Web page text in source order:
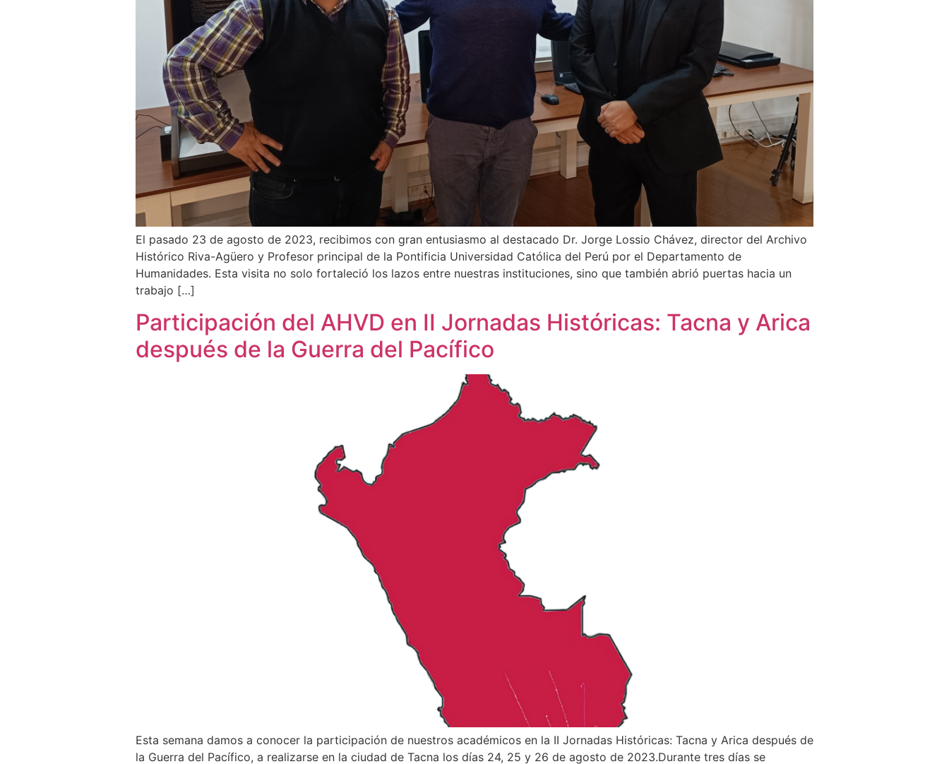
El pasado 23 de agosto de 2023, recibimos con gran entusiasmo al destacado Dr. Jorge Lossio Chávez, director del Archivo
Histórico Riva-Agüero y Profesor principal de la Pontificia Universidad Católica del Perú por el Departamento de
Humanidades. Esta visita no solo fortaleció los lazos entre nuestras instituciones, sino que también abrió puertas hacia un
trabajo […]
Participación del AHVD en II Jornadas Históricas: Tacna y Arica
después de la Guerra del Pacífico
Esta semana damos a conocer la participación de nuestros académicos en la II Jornadas Históricas: Tacna y Arica después de
la Guerra del Pacífico, a realizarse en la ciudad de Tacna los días 24, 25 y 26 de agosto de 2023.Durante tres días se